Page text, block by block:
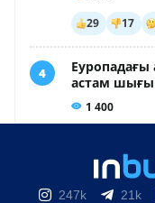
247k 21k